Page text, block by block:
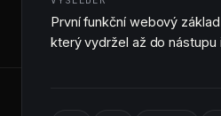
První funkční webový
který vydržel až do nástupu